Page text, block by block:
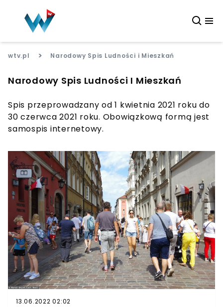
wtv.pl > Narodowy Spis Ludności i Mieszkań
Narodowy Spis Ludności I Mieszkań
Spis przeprowadzany od 1 kwietnia 2021 roku do
30 czerwca 2021 roku. Obowiązkową formą jest
samospis internetowy.
13.06.2022 02:02